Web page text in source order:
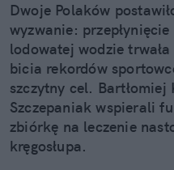
Dwoje Polaków
wyzwanie:
lodowatej wodzie
bicia rekordów
szczytny cel.
Szczepaniak wspierali
zbiórkę na leczenie
kręgosłupa.